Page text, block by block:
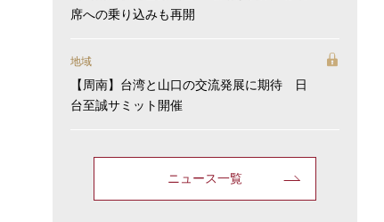
席への乗り込みも再開
地域
【周南】台湾と山口の交流発展に期待 日
台至誠サミット開催
ニュース一覧